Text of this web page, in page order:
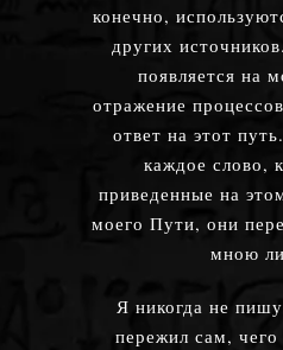
конечно,
других
появляется на
отражение
ответ на этот
каждое слово,
приведенные на
моего Пути, они
мною
Я никогда не
пережил сам,